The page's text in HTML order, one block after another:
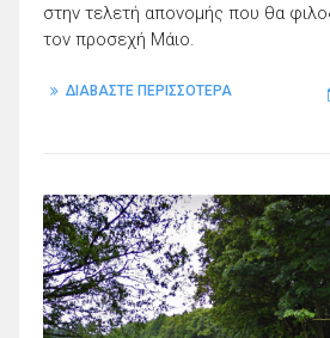
στην τελετή απονομής που θα
τον προσεχή Μάιο.
ΔΙΑΒΑΣΤΕ ΠΕΡΙΣΣΟΤΕΡΑ